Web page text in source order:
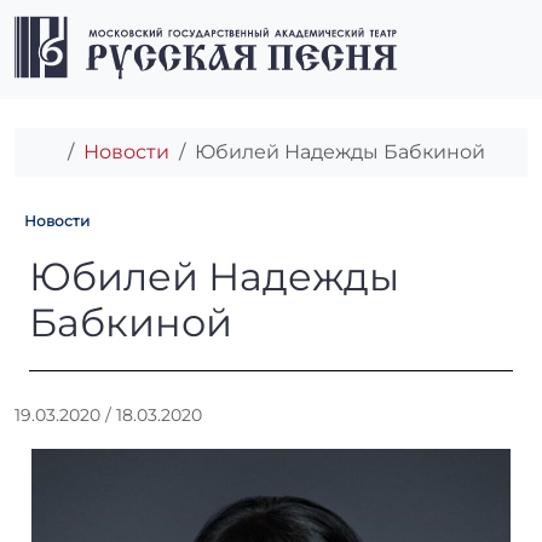
Перейти к содержимому
Перейти к футеру
Главная
Новости Юбилей Надежды Бабкиной
Новости
Юбилей Надежды
Юбилей Надежды
Бабкиной
19.03.2020 / 18.03.2020
р